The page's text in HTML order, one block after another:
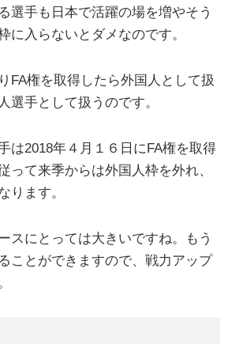
選手も日本で活躍の場を増やそう
に入らないとダメなのです。
FA権を取得したら外国人として扱
選手として扱うのです。
は2018年４月１６日にFA権を取得
って来季からは外国人枠を外れ、
ります。
スにとっては大きいですね。もう
ことができますので、戦力アップ